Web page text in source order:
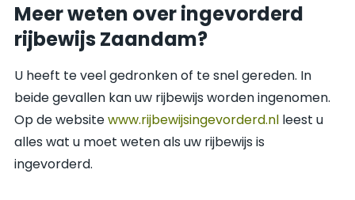
Meer weten over ingevorderd
rijbewijs Zaandam?
U heeft te veel gedronken of te snel gereden. In
beide gevallen kan uw rijbewijs worden ingenomen.
Op de websitewww.rijbewijsingevorderd.nl leest u
alles wat u moet weten als uw rijbewijs is
ingevorderd.